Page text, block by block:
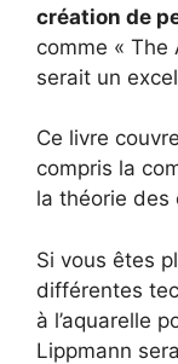
création de
comme « The
serait un
Ce livre
compris la
la théorie des
Si vous êtes
différentes
à l’aquarelle
Lippmann